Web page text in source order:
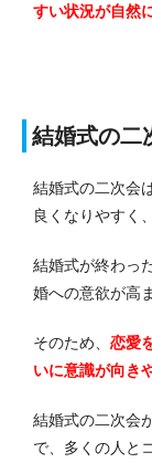
すい状況が自然
結婚式の二
結婚式の二次会
良くなりやすく
結婚式が終わっ
婚への意欲が高
そのため、 恋愛
いに意識が向き
結婚式の二次会
で、多くの人と